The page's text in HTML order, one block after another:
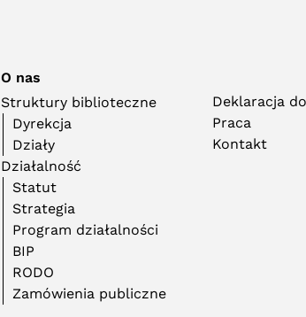
O nas
Struktury biblioteczne
Dyrekcja
Działy
Działalność
Statut
Strategia
Program działalności
BIP
RODO
Zamówienia publiczne
Deklaracja
Praca
Kontakt